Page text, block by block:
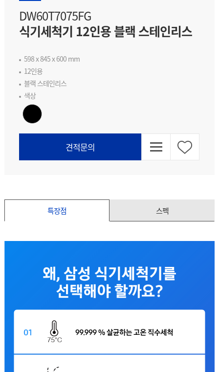
DW60T7075FG
식기세척기 12인용 블랙 스테인리스
598 x 845 x 600 mm
12인용
블랙 스테인리스
색상
견적문의 목
으
Wishlist
특장점 스펙